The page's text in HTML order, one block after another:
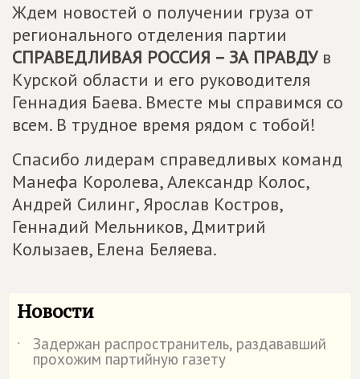
Ждем новостей о получении груза от
регионального отделения партии
СПРАВЕДЛИВАЯ РОССИЯ – ЗА ПРАВДУв
Курской области и его руководителя
Геннадия Баева. Вместе мы справимся со
всем. В трудное время рядом с тобой!
Спасибо лидерам справедливых команд
Манефа Королева, Александр Колос,
Андрей Силинг, Ярослав Костров,
Геннадий Мельников, Дмитрий
Колызаев, Елена Беляева.
Новости
˙ Задержан распространитель, раздававший
прохожим партийную газету